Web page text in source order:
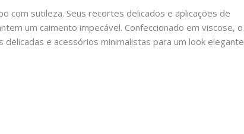
com sutileza. Seus recortes delicados e aplicações de
um caimento impecável. Confeccionado em viscose, o
e acessórios minimalistas para um look elegante